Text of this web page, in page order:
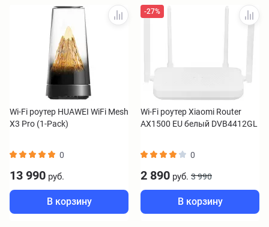
Wi-Fi роутер HUAWEI WiFi Mesh
X3 Pro (1-Pack)
0
13 990 руб.
В корзину
-27%
Wi-Fi роутер Xiaomi Router
AX1500 EU белый DVB4412GL
0
2 890 руб. 3 990
В корзину